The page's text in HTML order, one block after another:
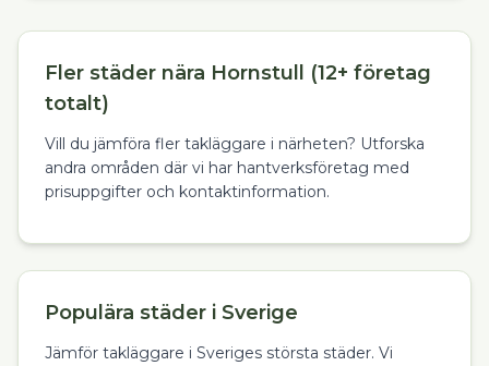
Fler städer nära Hornstull (12+ företag
totalt)
Vill du jämföra fler takläggare i närheten? Utforska
andra områden där vi har hantverksföretag med
prisuppgifter och kontaktinformation.
Populära städer i Sverige
Jämför takläggare i Sveriges största städer. Vi